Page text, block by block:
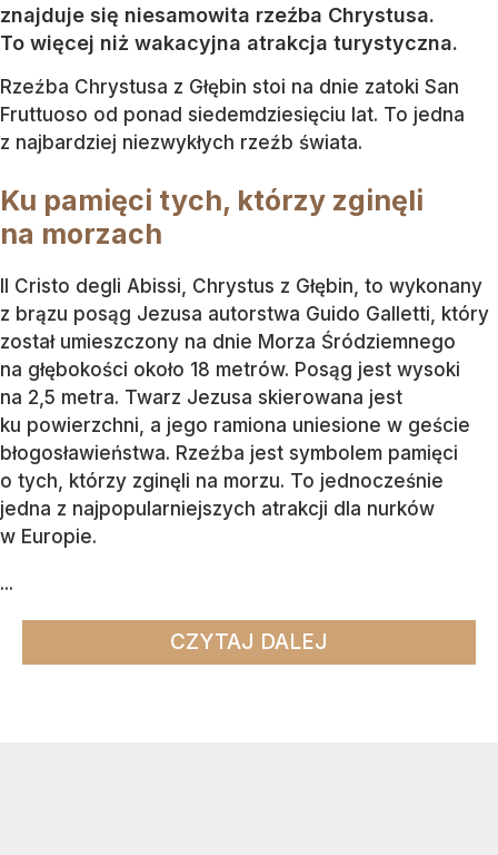
znajduje się niesamowita rzeźba Chrystusa.
To więcej niż wakacyjna atrakcja turystyczna.
Rzeźba Chrystusa z Głębin stoi na dnie zatoki San
Fruttuoso od ponad siedemdziesięciu lat. To jedna
z najbardziej niezwykłych rzeźb świata.
Ku pamięci tych, którzy zginęli
na morzach
Il Cristo degli Abissi, Chrystus z Głębin, to wykonany
z brązu posąg Jezusa autorstwa Guido Galletti, który
został umieszczony na dnie Morza Śródziemnego
na głębokości około 18 metrów. Posąg jest wysoki
na 2,5 metra. Twarz Jezusa skierowana jest
ku powierzchni, a jego ramiona uniesione w geście
błogosławieństwa. Rzeźba jest symbolem pamięci
o tych, którzy zginęli na morzu. To jednocześnie
jedna z najpopularniejszych atrakcji dla nurków
w Europie.
...
CZYTAJ DALEJ